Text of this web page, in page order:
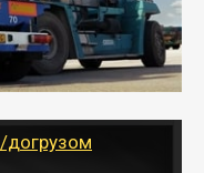
мешки,
места
услуги по
и юридических лиц
догрузом